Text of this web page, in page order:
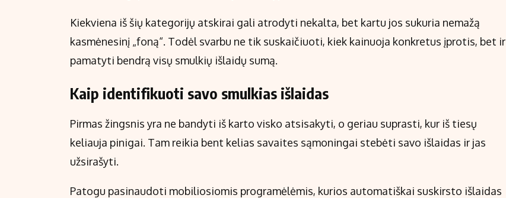
Kiekviena iš šių kategorijų atskirai gali atrodyti nekalta, bet kartu jos sukuria nemažą
kasmėnesinį „foną“. Todėl svarbu ne tik suskaičiuoti, kiek kainuoja konkretus įprotis, bet ir
pamatyti bendrą visų smulkių išlaidų sumą.
Kaip identifikuoti savo smulkias išlaidas
Pirmas žingsnis yra ne bandyti iš karto visko atsisakyti, o geriau suprasti, kur iš tiesų
keliauja pinigai. Tam reikia bent kelias savaites sąmoningai stebėti savo išlaidas ir jas
užsirašyti.
Patogu pasinaudoti mobiliosiomis programėlėmis, kurios automatiškai suskirsto išlaidas